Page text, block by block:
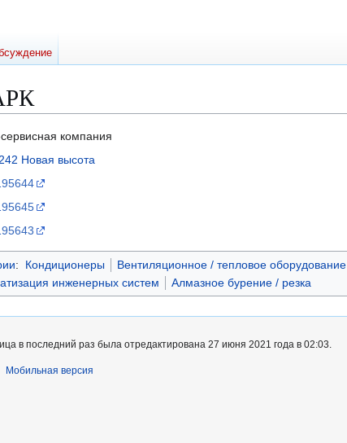
сервисная компания
Новая высота
: Кондиционеры Вентиляционное / тепловое оборудование
инженерных систем
Алмазное бурение / резка
в последний раз была отредактирована 27 июня 2021 года в 02:03.
Мобильная версия